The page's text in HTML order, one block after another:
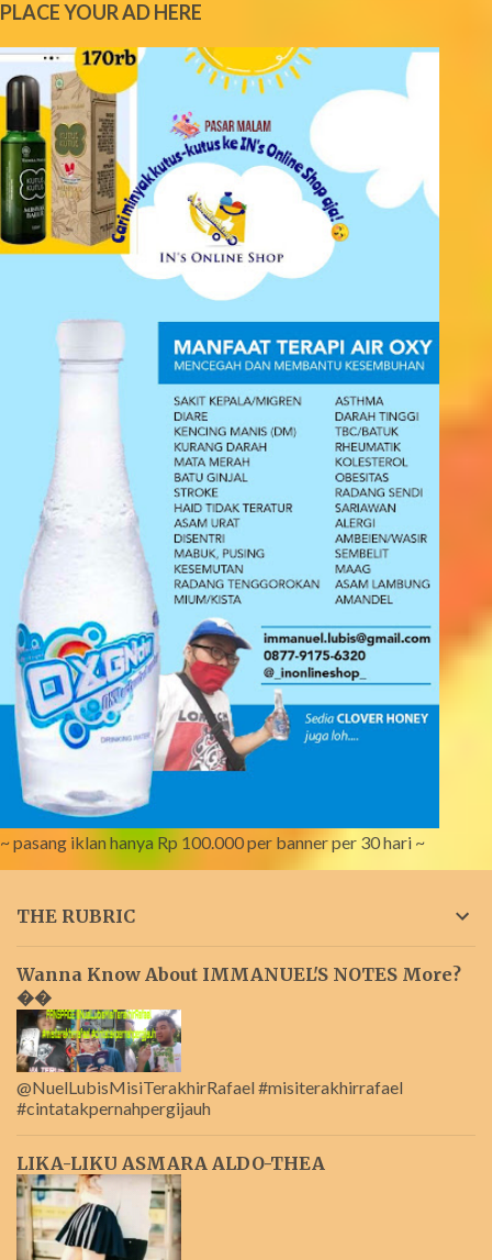
n
t
s
PLACE YOUR AD HERE
~ pasang iklan hanya Rp 100.000 per banner per 30 hari ~
THE RUBRIC
Wanna Know About IMMANUEL'S NOTES More?
��
@NuelLubisMisiTerakhirRafael #misiterakhirrafael
#cintatakpernahpergijauh
LIKA-LIKU ASMARA ALDO-THEA